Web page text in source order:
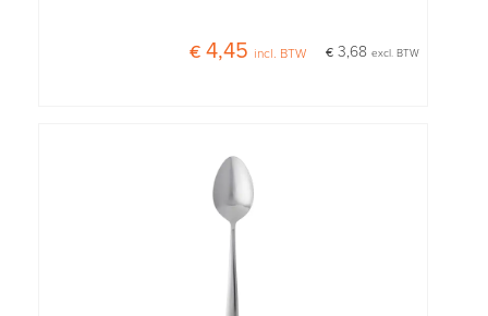
€ 3,68excl. BTW
€ 4,45 incl. BTW